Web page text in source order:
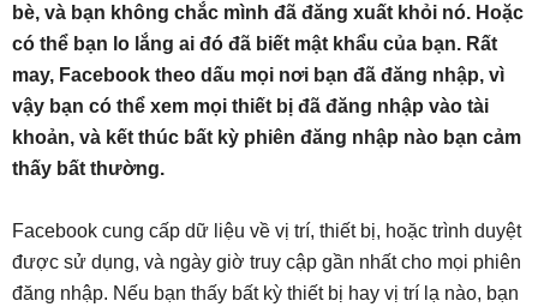
bè, và bạn không chắc mình đã đăng xuất khỏi nó. Hoặc
có thể bạn lo lắng ai đó đã biết mật khẩu của bạn. Rất
may, Facebook theo dấu mọi nơi bạn đã đăng nhập, vì
vậy bạn có thể xem mọi thiết bị đã đăng nhập vào tài
khoản, và kết thúc bất kỳ phiên đăng nhập nào bạn cảm
thấy bất thường.
Facebook cung cấp dữ liệu về vị trí, thiết bị, hoặc trình duyệt
được sử dụng, và ngày giờ truy cập gần nhất cho mọi phiên
đăng nhập. Nếu bạn thấy bất kỳ thiết bị hay vị trí lạ nào, bạn